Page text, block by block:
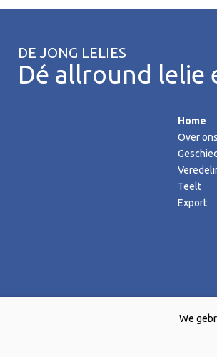
DE JONG LELIES
Dé allround lelie
Home
Over ons
Teelt
Export
We